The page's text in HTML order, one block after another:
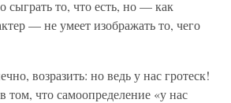
сыграть то, что есть, но — как
— не умеет изображать то, чего
возразить: но ведь у нас гротеск!
том, что самоопределение «у нас